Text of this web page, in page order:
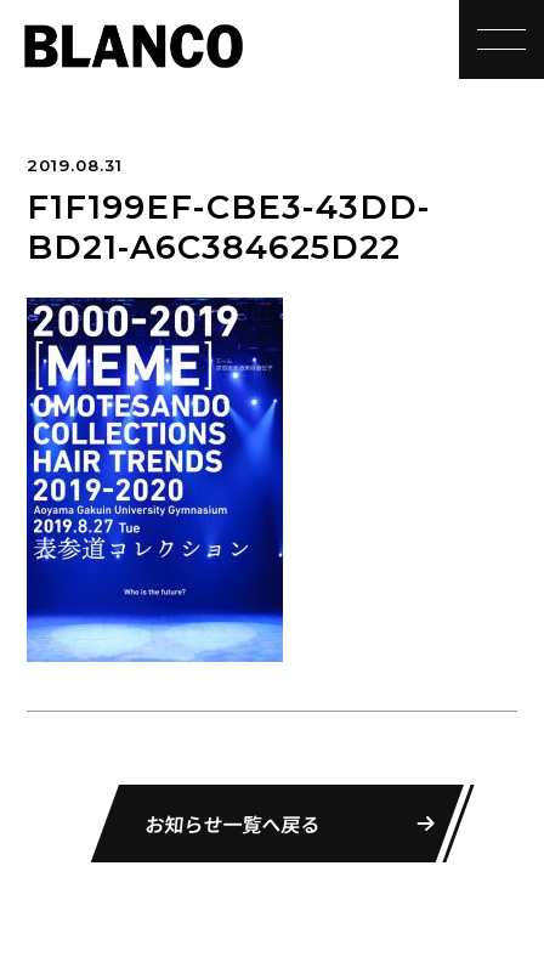
2019.08.31
F1F199EF-CBE3-43DD-
BD21-A6C384625D22
お知らせ一覧へ戻る